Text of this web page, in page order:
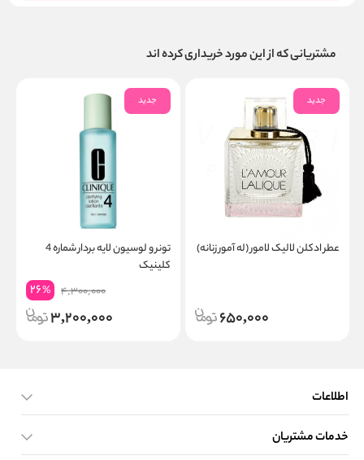
مشتریانی که از این مورد خریداری کرده اند
جدید
عطر ادکلن لالیک لامور (له آمور زنانه)
650,000
جدید
تونر و لوسیون لایه بردار شماره 4
کلینیک
4,300,000
26%
3,200,000
اطلاعات
صفحه اصلی
خدمات مشتریان